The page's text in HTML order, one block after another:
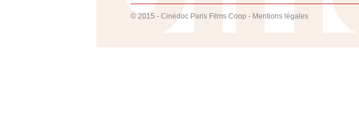
© 2015 - Cinédoc Paris Films Coop - Mentions légales